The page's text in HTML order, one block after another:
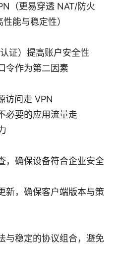
（更易穿透 NAT/防火
能与稳定性）
证）提高账户安全性
令作为第二因素
访问走 VPN
必要的应用流量走
，确保设备符合企业安全
新，确保客户端版本与策
与稳定的协议组合，避免